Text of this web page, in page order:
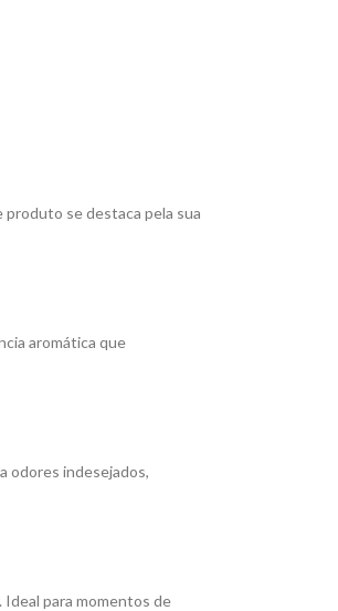
produto se destaca pela sua
aromática que
odores indesejados,
para momentos de